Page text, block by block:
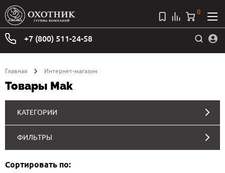
+7 (800) 511-24-58
0
Главная Интернет-магазин
Товары Mak
КАТЕГОРИИ
ФИЛЬТРЫ
Сортировать по: